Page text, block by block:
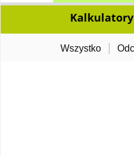
Kalkulatory
Wszystko